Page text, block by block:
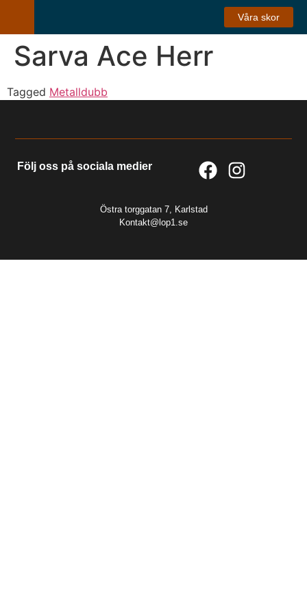
Våra skor
Sarva Ace Herr
Tagged Metalldubb
Följ oss på sociala medier
Östra torggatan 7, Karlstad
Kontakt@lop1.se